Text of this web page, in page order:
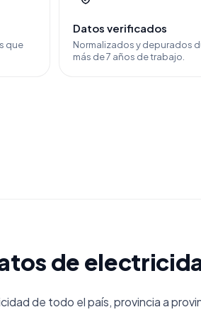
que
Datos verificados
Normalizados y depurados
más de 7 años de trabajo.
de
de todo el país, provincia a